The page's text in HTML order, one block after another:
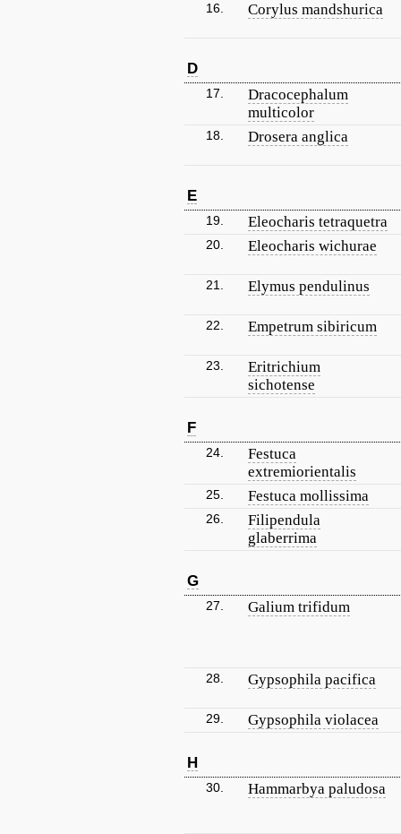
16. Corylus mandshurica
D
17.
Dracocephalum
multicolor
18. Drosera anglica
E
19. Eleocharis tetraquetra
20. Eleocharis wichurae
21. Elymus pendulinus
22. Empetrum sibiricum
23.
Eritrichium
sichotense
F
24.
Festuca
extremiorientalis
25. Festuca mollissima
26.
Filipendula
glaberrima
G
27. Galium trifidum
28. Gypsophila pacifica
29. Gypsophila violacea
H
30. Hammarbya paludosa